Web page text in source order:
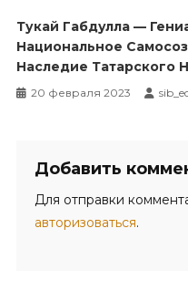
Тукай Габдулла —
Национальное
Наследие Татарского
20 февраля 2023
Добавить
Для отправки
авторизоваться.